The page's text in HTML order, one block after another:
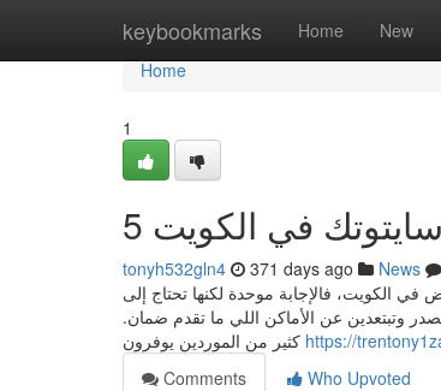
keybookmarks Home New
Home
Home
1
في الكويت
tonyh532gln4 371 days ago News
الكويت، فالإجابة موحدة لكنها تحتاج إلى
وتبتعدين عن الأماكن اللي ما تقدم ضمان.
Comments
Who Upvoted